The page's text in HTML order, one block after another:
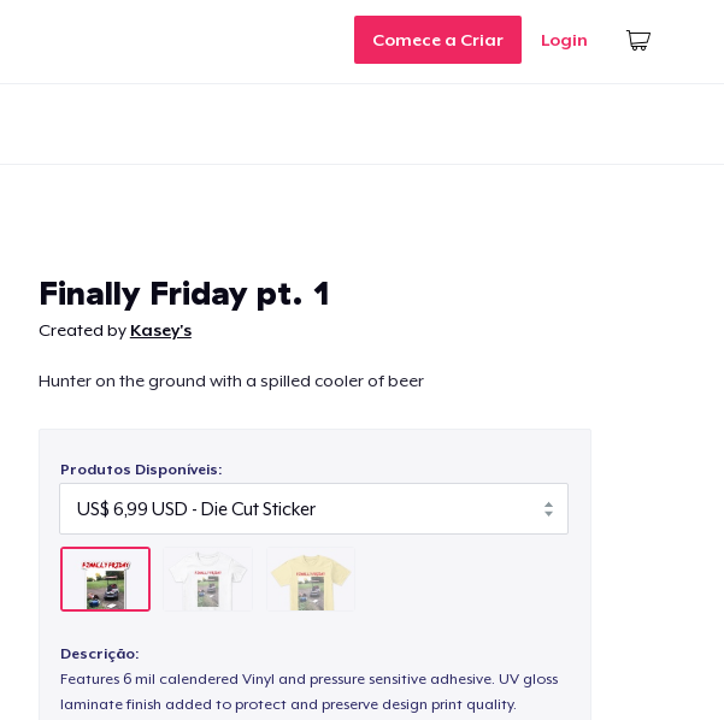
Comece a Criar Login
Finally Friday pt. 1
Created by Kasey's
Hunter on the ground with a spilled cooler of beer
Produtos Disponíveis:
Descrição:
Features 6 mil calendered Vinyl and pressure sensitive adhesive. UV gloss
laminate finish added to protect and preserve design print quality.